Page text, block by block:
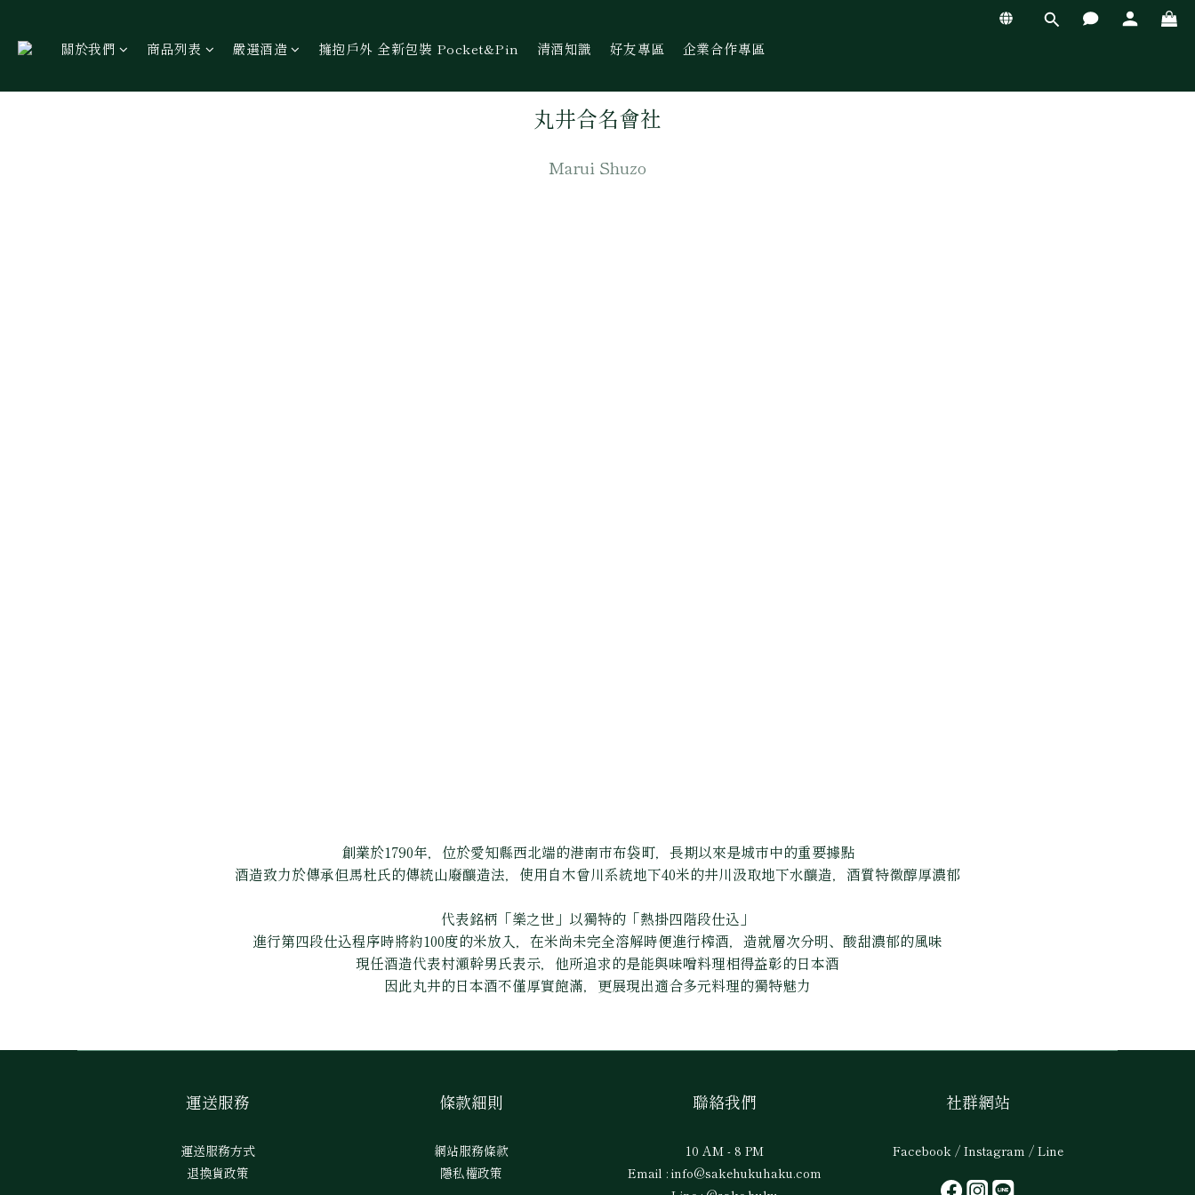
關於我們 商品列表 嚴選酒造 擁抱戶外 全新包裝 Pocket&Pin 清酒知識 好友專區 企業合作專區
丸井​合​名​會社
Marui Shuzo
創業於1790年，位於愛知縣西北端的港南市布袋町，長期以來是城市中的重要據點
酒造致力於傳承但馬杜氏的傳統山廢釀造法，使用自木曾川系統地下40米的井川汲取地下水釀造，酒質特徵醇厚濃郁
代表銘柄「樂之世」以獨特的「熱掛四階段仕込」
進行第四段仕込程序時將約100度的米放入，在米尚未完全溶解時便進行榨酒，造就層次分明、酸甜濃郁的風味
現任酒造代表村瀬幹男氏表示，他所追求的是能與味噌料理相得益彰的日本酒
因此丸井的日本酒不僅厚實飽滿，更展現出適合多元料理的獨特魅力
運送服務
運送服務方式
退換貨政策
條款細則
網站服務條款
隱私權政策
聯絡我們
10 AM - 8 PM
Email : info@sakehukuhaku.com
社群網站
Facebook / Instagram / Line